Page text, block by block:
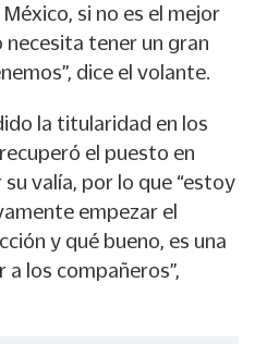
si no es el mejor
necesita tener un gran
dice el volante.
la titularidad en los
el puesto en
valía, por lo que “estoy
empezar el
y qué bueno, es una
los compañeros”,